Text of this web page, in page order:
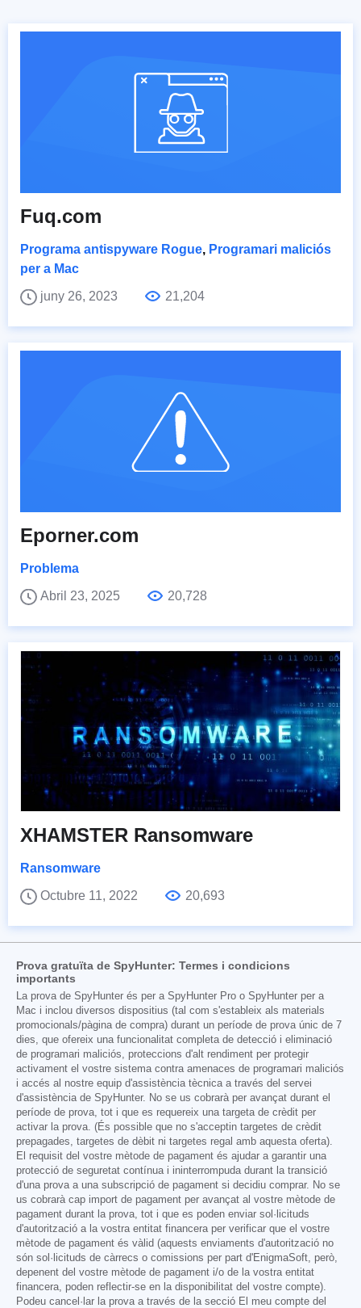
Fuq.com
Programa antispyware Rogue, Programari maliciós
per a Mac
juny 26, 2023
21,204
Eporner.com
Problema
Abril 23, 2025
20,728
XHAMSTER Ransomware
Ransomware
Octubre 11, 2022
20,693
Prova gratuïta de SpyHunter: Termes i condicions
importants
La prova de SpyHunter és per a SpyHunter Pro o SpyHunter per a
Mac i inclou diversos dispositius (tal com s'estableix als materials
promocionals/pàgina de compra) durant un període de prova únic de 7
dies, que ofereix una funcionalitat completa de detecció i eliminació
de programari maliciós, proteccions d'alt rendiment per protegir
activament el vostre sistema contra amenaces de programari maliciós
i accés al nostre equip d'assistència tècnica a través del servei
d'assistència de SpyHunter. No se us cobrarà per avançat durant el
període de prova, tot i que es requereix una targeta de crèdit per
activar la prova. (És possible que no s'acceptin targetes de crèdit
prepagades, targetes de dèbit ni targetes regal amb aquesta oferta).
El requisit del vostre mètode de pagament és ajudar a garantir una
protecció de seguretat contínua i ininterrompuda durant la transició
d'una prova a una subscripció de pagament si decidiu comprar. No se
us cobrarà cap import de pagament per avançat al vostre mètode de
pagament durant la prova, tot i que es poden enviar sol·licituds
d'autorització a la vostra entitat financera per verificar que el vostre
mètode de pagament és vàlid (aquests enviaments d'autorització no
són sol·licituds de càrrecs o comissions per part d'EnigmaSoft, però,
depenent del vostre mètode de pagament i/o de la vostra entitat
financera, poden reflectir-se en la disponibilitat del vostre compte).
Podeu cancel·lar la prova a través de la secció El meu compte del